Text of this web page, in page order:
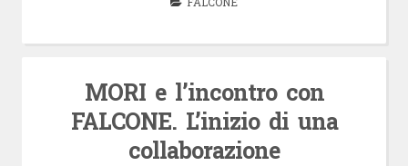
MORI e l’incontro con
FALCONE. L’inizio di una
collaborazione